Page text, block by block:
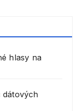
hlasy na
dátových